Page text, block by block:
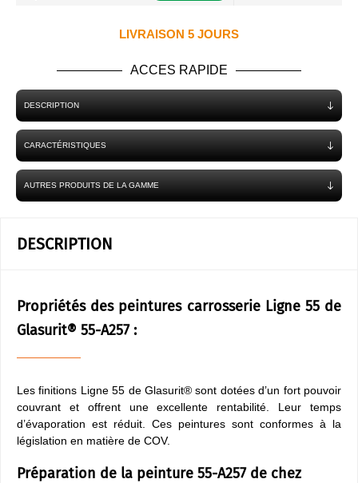
LIVRAISON 5 JOURS
ACCES RAPIDE
DESCRIPTION
CARACTÉRISTIQUES
AUTRES PRODUITS DE LA GAMME
DESCRIPTION
Propriétés des peintures carrosserie Ligne 55 de
Glasurit® 55-A257 :
Les finitions Ligne 55 de Glasurit® sont dotées d’un fort pouvoir
couvrant et offrent une excellente rentabilité. Leur temps
d’évaporation est réduit. Ces peintures sont conformes à la
législation en matière de COV.
Préparation de la peinture 55-A257 de chez